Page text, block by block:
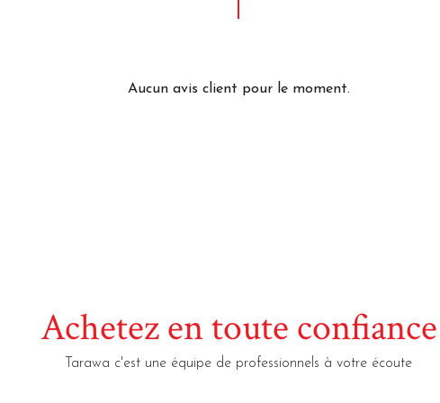
Aucun avis client pour le moment.
Achetez en toute confiance
Tarawa c'est une équipe de professionnels à votre écoute